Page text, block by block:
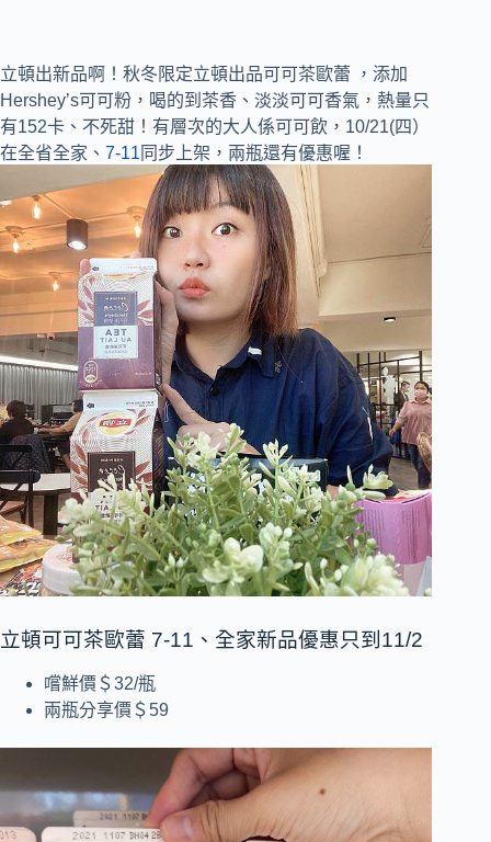
立頓出新品啊！秋冬限定立頓出品可可茶歐蕾 ，添加
Hershey’s可可粉，喝的到茶香、淡淡可可香氣，熱量只
有152卡、不死甜！有層次的大人係可可飲，10/21(四）
在全省全家、 7-11 同步上架，兩瓶還有優惠喔！
立頓可可茶歐蕾 7-11、全家新品優惠只到11/2
嚐鮮價＄32/瓶
兩瓶分享價＄59